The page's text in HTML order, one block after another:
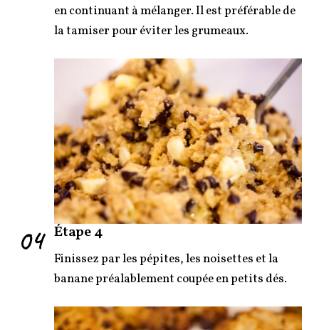
en continuant à mélanger. Il est préférable de
la tamiser pour éviter les grumeaux.
04 Étape 4
Finissez par les pépites, les noisettes et la
banane préalablement coupée en petits dés.